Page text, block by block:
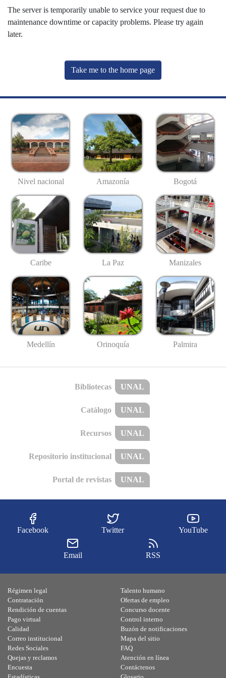
The server is temporarily unable to service your request due to
maintenance downtime or capacity problems. Please try again
later.
Take me to the home page
Nivel nacional Amazonía Bogotá
Caribe La Paz Manizales
Medellín Orinoquía Palmira
Bibliotecas UNAL
Catálogo UNAL
Recursos UNAL
Repositorio institucional UNAL
Portal de revistas UNAL
Facebook Twitter YouTube
Email RSS
Régimen legal
Contratación
Rendición de cuentas
Pago virtual
Calidad
Talento humano
Ofertas de empleo
Concurso docente
Control interno
Buzón de notificaciones
Correo institucional
Redes Sociales
Quejas y reclamos
Encuesta
Mapa del sitio
FAQ
Atención en línea
Contáctenos